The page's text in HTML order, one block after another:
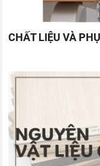
CHẤT LIỆU VÀ